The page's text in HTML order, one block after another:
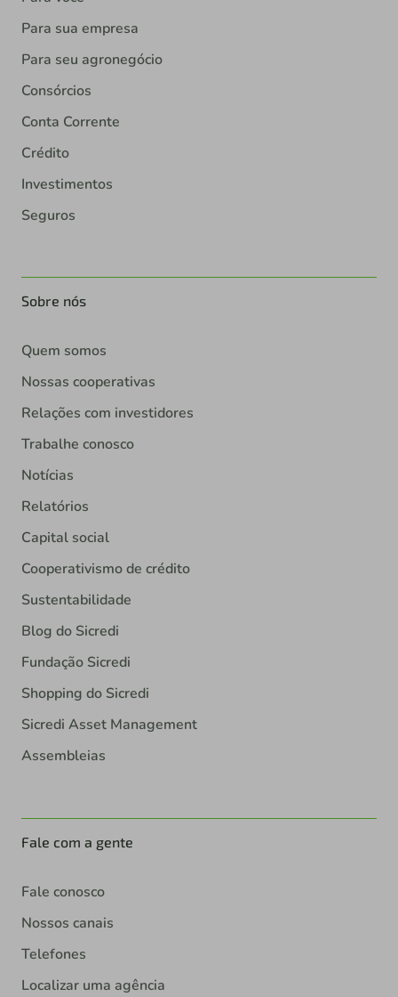
Para sua empresa
Para seu agronegócio
Consórcios
Conta Corrente
Crédito
Investimentos
Seguros
Sobre nós
Quem somos
Nossas cooperativas
Relações com investidores
Trabalhe conosco
Notícias
Relatórios
Capital social
Cooperativismo de crédito
Sustentabilidade
Blog do Sicredi
Fundação Sicredi
Shopping do Sicredi
Sicredi Asset Management
Assembleias
Fale com a gente
Fale conosco
Nossos canais
Telefones
Localizar uma agência